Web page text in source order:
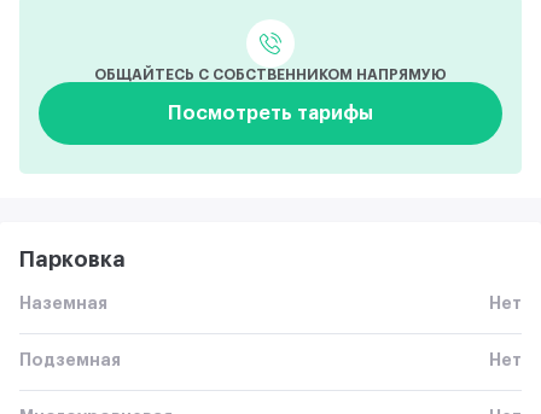
ОБЩАЙТЕСЬ С СОБСТВЕННИКОМ НАПРЯМУЮ
Посмотреть тарифы
Парковка
Наземная Нет
Подземная Нет